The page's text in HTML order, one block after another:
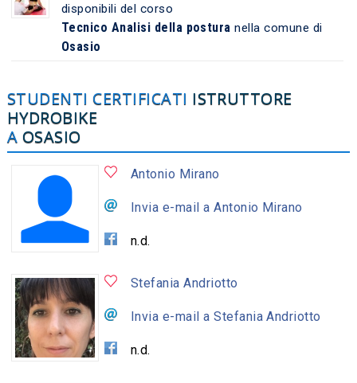
disponibili del corso
Tecnico Analisi della postura nella comune di
Osasio
STUDENTI CERTIFICATI ISTRUTTORE
HYDROBIKE
A OSASIO
Antonio Mirano
Invia e-mail a Antonio Mirano
n.d.
Stefania Andriotto
Invia e-mail a Stefania Andriotto
n.d.